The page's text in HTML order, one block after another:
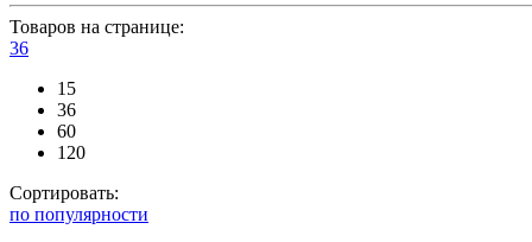
Товаров на странице:
36
15
36
60
120
Сортировать:
по популярности